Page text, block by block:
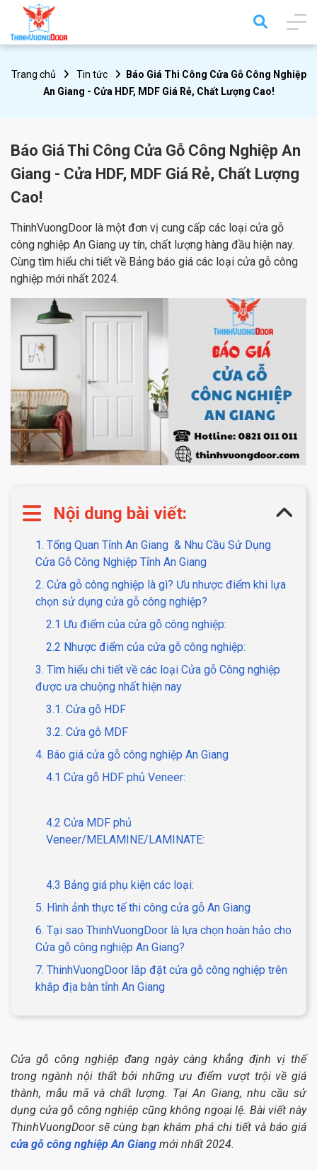
Trang chủ Tin tức
Báo Giá Thi Công Cửa Gỗ Công Nghiệp
An Giang - Cửa HDF, MDF Giá Rẻ, Chất Lượng Cao!
Báo Giá Thi Công Cửa Gỗ Công Nghiệp An
Giang - Cửa HDF, MDF Giá Rẻ, Chất Lượng
Cao!
ThinhVuongDoor là một đơn vị cung cấp các loại cửa gỗ
công nghiệp An Giang uy tín, chất lượng hàng đầu hiện nay.
Cùng tìm hiểu chi tiết về Bảng báo giá các loại cửa gỗ công
nghiệp mới nhất 2024.
Nội dung bài viết:
1. Tổng Quan Tỉnh An Giang & Nhu Cầu Sử Dụng
Cửa Gỗ Công Nghiệp Tỉnh An Giang
2. Cửa gỗ công nghiệp là gì? Ưu nhược điểm khi lựa
chọn sử dụng cửa gỗ công nghiệp?
2.1 Ưu điểm của cửa gỗ công nghiệp:
2.2 Nhược điểm của cửa gỗ công nghiệp:
3. Tìm hiểu chi tiết về các loại Cửa gỗ Công nghiệp
được ưa chuộng nhất hiện nay
3.1. Cửa gỗ HDF
3.2. Cửa gỗ MDF
4. Báo giá cửa gỗ công nghiệp An Giang
4.1 Cửa gỗ HDF phủ Veneer:
4.2 Cửa MDF phủ
Veneer/MELAMINE/LAMINATE:
4.3 Bảng giá phụ kiện các loại:
5. Hình ảnh thực tế thi công cửa gỗ An Giang
6. Tại sao ThinhVuongDoor là lựa chọn hoàn hảo cho
Cửa gỗ công nghiệp An Giang?
7. ThinhVuongDoor lắp đặt cửa gỗ công nghiệp trên
khắp địa bàn tỉnh An Giang
Cửa gỗ công nghiệp đang ngày càng khẳng định vị thế
trong ngành nội thất bởi những ưu điểm vượt trội về giá
thành, mẫu mã và chất lượng. Tại An Giang, nhu cầu sử
dụng cửa gỗ công nghiệp cũng không ngoại lệ. Bài viết này
ThinhVuongDoor sẽ cùng bạn khám phá chi tiết và báo giá
cửa gỗ công nghiệp An Giang mới nhất 2024.